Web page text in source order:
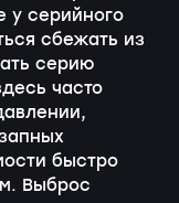
у серийного
сбежать из
серию
часто
быстро
Выброс